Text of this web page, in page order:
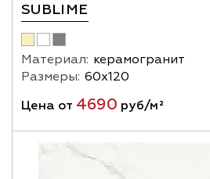
SUBLIME
Материал: керамогранит
Размеры: 60х120
Цена от 4690 руб/м²